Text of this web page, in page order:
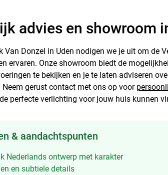
advies en showroom
Van Donzel in Uden nodigen we je uit om de
ervaren. Onze showroom biedt de
te bekijken en je te laten adviseren
gerust contact met ons op voor
perfecte verlichting voor jouw huis kunnen
& aandachtspunten
Nederlands ontwerp met karakter
en subtiele details